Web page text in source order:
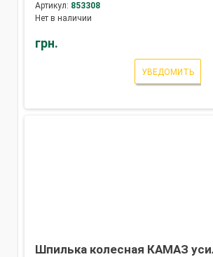
Артикул: 853308
Нет в наличии
грн.
УВЕДОМИТЬ
Шпилька колесная КАМАЗ